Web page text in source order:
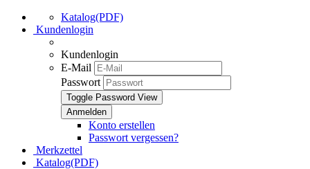
Katalog(PDF)
Kundenlogin
Kundenlogin
E-Mail
Passwort
Toggle Password View
Konto erstellen
Passwort vergessen?
Merkzettel
Katalog(PDF)